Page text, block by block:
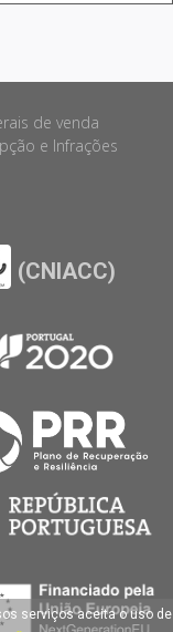
de venda
e Infrações
(CNIACC)
serviços aceita o uso de